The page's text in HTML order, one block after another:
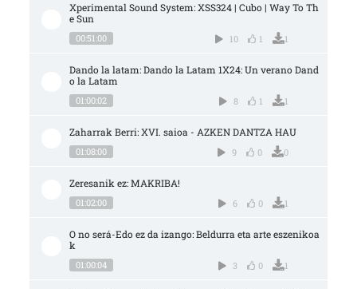
Xperimental Sound System: XSS324 | Cubo | Way To Th
e Sun
00:51:00 10 1 1
Dando la latam: Dando la Latam 1X24: Un verano Dand
o la Latam
01:00:02 8 1 1
Zaharrak Berri: XVI. saioa - AZKEN DANTZA HAU
01:08:00 9 0 0
Zeresanik ez: MAKRIBA!
01:02:00 6 0 1
O no será-Edo ez da izango: Beldurra eta arte eszenikoa
k
01:00:04 3 0 1